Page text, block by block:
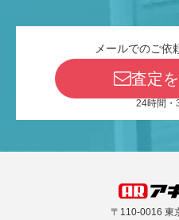
メールでのご依
査定
24時間・
〒110-0016 東